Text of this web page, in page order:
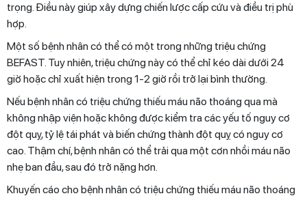
trọng. Điều này giúp xây dựng chiến lược cấp cứu và điều trị phù
hợp.
Một số bệnh nhân có thể có một trong những triệu chứng
BEFAST. Tuy nhiên, triệu chứng này có thể chỉ kéo dài dưới 24
giờ hoặc chỉ xuất hiện trong 1-2 giờ rồi trở lại bình thường.
Nếu bệnh nhân có triệu chứng thiếu máu não thoáng qua mà
không nhập viện hoặc không được kiểm tra các yếu tố nguy cơ
đột quỵ, tỷ lệ tái phát và biến chứng thành đột quỵ có nguy cơ
cao. Thậm chí, bệnh nhân có thể trải qua một cơn nhồi máu não
nhẹ ban đầu, sau đó trở nặng hơn.
Khuyến cáo cho bệnh nhân có triệu chứng thiếu máu não thoáng